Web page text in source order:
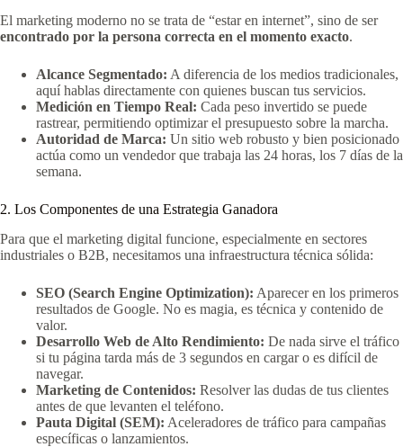
El marketing moderno no se trata de “estar en internet”, sino de ser
encontrado por la persona correcta en el momento exacto.
Alcance Segmentado: A diferencia de los medios tradicionales,
aquí hablas directamente con quienes buscan tus servicios.
Medición en Tiempo Real: Cada peso invertido se puede
rastrear, permitiendo optimizar el presupuesto sobre la marcha.
Autoridad de Marca: Un sitio web robusto y bien posicionado
actúa como un vendedor que trabaja las 24 horas, los 7 días de la
semana.
2. Los Componentes de una Estrategia Ganadora
Para que el marketing digital funcione, especialmente en sectores
industriales o B2B, necesitamos una infraestructura técnica sólida:
SEO (Search Engine Optimization): Aparecer en los primeros
resultados de Google. No es magia, es técnica y contenido de
valor.
Desarrollo Web de Alto Rendimiento: De nada sirve el tráfico
si tu página tarda más de 3 segundos en cargar o es difícil de
navegar.
Marketing de Contenidos: Resolver las dudas de tus clientes
antes de que levanten el teléfono.
Pauta Digital (SEM): Aceleradores de tráfico para campañas
específicas o lanzamientos.